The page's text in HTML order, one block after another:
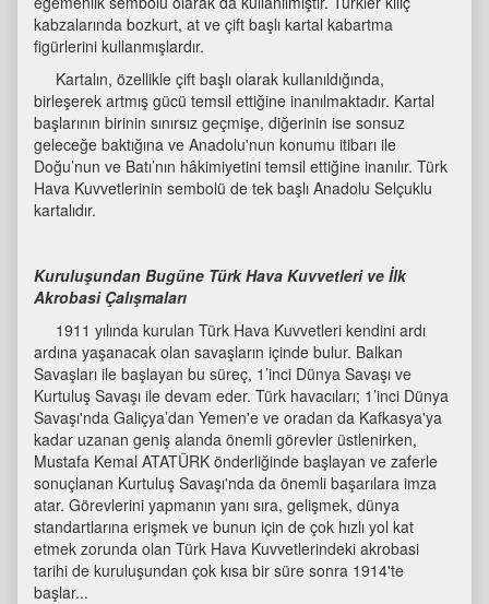
kabzalarında bozkurt, at ve çift başlı kartal kabartma
figürlerini kullanmışlardır.
Kartalın, özellikle çift başlı olarak kullanıldığında,
birleşerek artmış gücü temsil ettiğine inanılmaktadır. Kartal
başlarının birinin sınırsız geçmişe, diğerinin ise sonsuz
geleceğe baktığına ve Anadolu'nun konumu itibarı ile
Doğu’nun ve Batı’nın hâkimiyetini temsil ettiğine inanılır. Türk
Hava Kuvvetlerinin sembolü de tek başlı Anadolu Selçuklu
kartalıdır.
Kuruluşundan Bugüne Türk Hava Kuvvetleri ve İlk
Akrobasi Çalışmaları
1911 yılında kurulan Türk Hava Kuvvetleri kendini ardı
ardına yaşanacak olan savaşların içinde bulur. Balkan
Savaşları ile başlayan bu süreç, 1’inci Dünya Savaşı ve
Kurtuluş Savaşı ile devam eder. Türk havacıları; 1’inci Dünya
Savaşı'nda Galiçya’dan Yemen'e ve oradan da Kafkasya'ya
kadar uzanan geniş alanda önemli görevler üstlenirken,
Mustafa Kemal ATATÜRK önderliğinde başlayan ve zaferle
sonuçlanan Kurtuluş Savaşı'nda da önemli başarılara imza
atar. Görevlerini yapmanın yanı sıra, gelişmek, dünya
standartlarına erişmek ve bunun için de çok hızlı yol kat
etmek zorunda olan Türk Hava Kuvvetlerindeki akrobasi
tarihi de kuruluşundan çok kısa bir süre sonra 1914'te
başlar...